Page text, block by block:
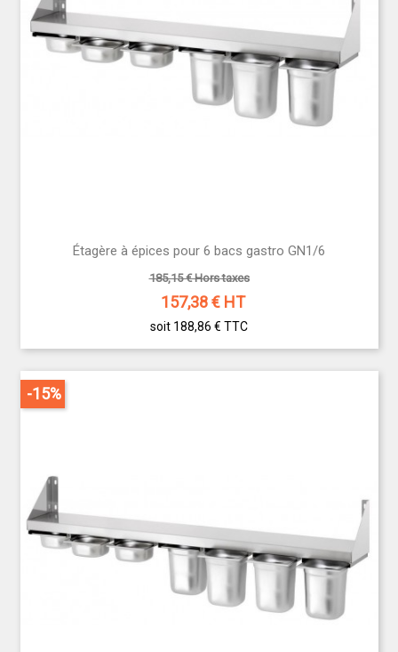
Étagère à épices pour 6 bacs gastro GN1/6
185,15 € Hors taxes
157,38€ HT
soit 188,86 € TTC
-15%